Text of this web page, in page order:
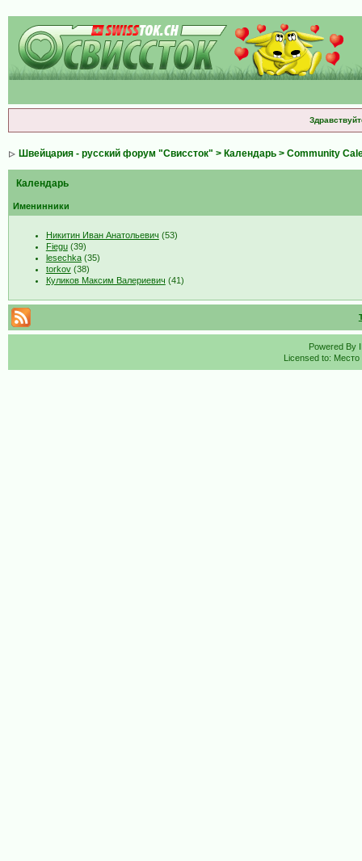
Швейцария - русский форум "Свиссток" > Календарь> Community
Календарь
Именинники
Никитин Иван Анатольевич (53)
Fiegu(39)
lesechka(35)
torkov(38)
Куликов Максим Валериевич (41)
Powered By
Licensed to: